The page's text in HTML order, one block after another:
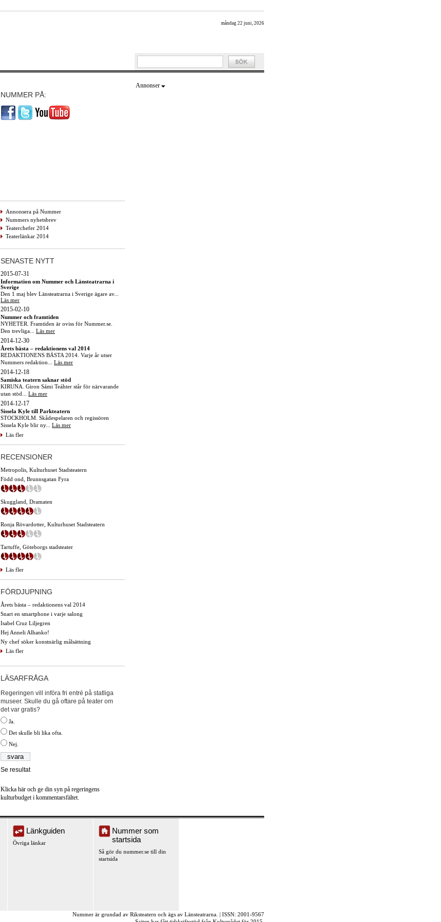
måndag 22 juni, 2026
NUMMER PÅ:
Annonsera på Nummer
Nummers nyhetsbrev
Teaterchefer 2014
Teaterlänkar 2014
SENASTE NYTT
2015-07-31
Information om Nummer och Länsteatrarna i
Sverige
Den 1 maj blev Länsteatrarna i Sverige ägare av...
Läs mer
2015-02-10
Nummer och framtiden
NYHETER. Framtiden är oviss för Nummer.se.
Den trevliga... Läs mer
2014-12-30
Årets bästa – redaktionens val 2014
REDAKTIONENS BÄSTA 2014. Varje år utser
Nummers redaktion... Läs mer
2014-12-18
Samiska teatern saknar stöd
KIRUNA. Giron Sámi Teáhter står för närvarande
utan stöd... Läs mer
2014-12-17
Sissela Kyle till Parkteatern
STOCKHOLM. Skådespelaren och regissören
Sissela Kyle blir ny... Läs mer
Läs fler
RECENSIONER
Metropolis, Kulturhuset Stadsteatern
Född ond, Brunnsgatan Fyra
Skuggland, Dramaten
Ronja Rövardotter, Kulturhuset Stadsteatern
Tartuffe, Göteborgs stadsteater
Läs fler
FÖRDJUPNING
Årets bästa – redaktionens val 2014
Snart en smartphone i varje salong
Isabel Cruz Liljegren
Hej Anneli Alhanko!
Ny chef söker konstnärlig målsättning
Läs fler
LÄSARFRÅGA
Regeringen vill införa fri entré på statliga
museer. Skulle du gå oftare på teater om
det var gratis?
Ja.
Det skulle bli lika ofta.
Nej.
Se resultat
Klicka här och ge din syn på regeringens
kulturbudget i kommentarsfältet.
Annonser
Länkguiden
Övriga länkar
Nummer som
startsida
Så gör du nummer.se till din
startsida
Nummer är grundad av Riksteatern och ägs av Länsteatrarna. | ISSN: 2001-9567